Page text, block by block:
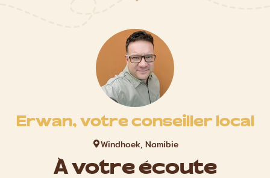
Erwan, votre conseiller local
Windhoek, Namibie
À votre écoute